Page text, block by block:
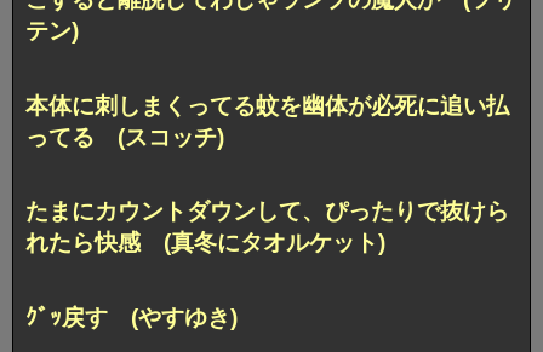
テン)
本体に刺しまくってる蚊を幽体が必死に追い払
ってる (スコッチ)
たまにカウントダウンして、ぴったりで抜けら
れたら快感 (真冬にタオルケット)
ｸﾞｯ戻す (やすゆき)